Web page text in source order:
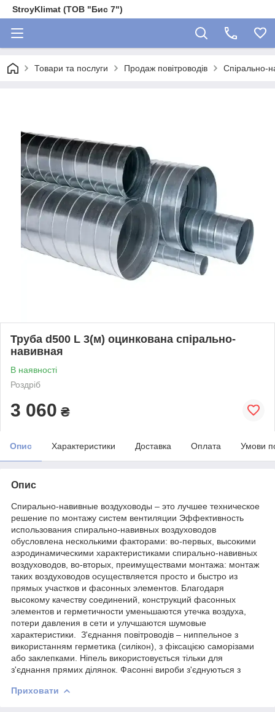
StroyKlimat (ТОВ "Бис 7")
Товари та послуги Продаж повітроводів Спірально-
Труба d500 L 3(м) оцинкована спірально-
навивная
В наявності
Роздріб
3 060 ₴
Опис Характеристики Доставка Оплата Умови
Опис
Спирально-навивные воздуховоды – это лучшее техническое
решение по монтажу систем вентиляции Эффективность
использования спирально-навивных воздуховодов
обусловлена несколькими факторами: во-первых, высокими
аэродинамическими характеристиками спирально-навивных
воздуховодов, во-вторых, преимуществами монтажа: монтаж
таких воздуховодов осуществляется просто и быстро из
прямых участков и фасонных элементов. Благодаря
высокому качеству соединений, конструкций фасонных
элементов и герметичности уменьшаются утечка воздуха,
потери давления в сети и улучшаются шумовые
характеристики. З'єднання повітроводів – ниппельное з
використанням герметика (силікон), з фіксацією саморізами
або заклепками. Ніпель використовується тільки для
з'єднання прямих ділянок. Фасонні вироби з'єднуються з
Приховати